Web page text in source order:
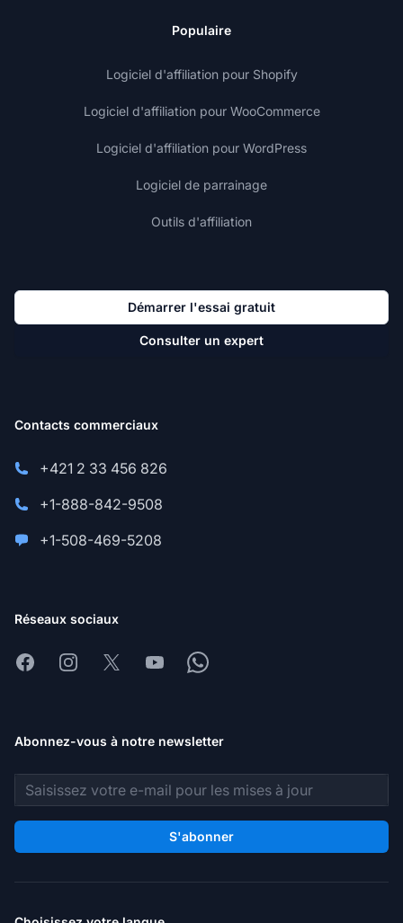
Populaire
Logiciel d'affiliation pour Shopify
Logiciel d'affiliation pour WooCommerce
Logiciel d'affiliation pour WordPress
Logiciel de parrainage
Outils d'affiliation
Démarrer l'essai gratuit
Consulter un expert
Contacts commerciaux
+421 2 33 456 826
+1-888-842-9508
+1-508-469-5208
Réseaux sociaux
FacebookInstagram
X YoutubeWhatsapp
Abonnez-vous à notre newsletter
Adresse e-mail
S'abonner